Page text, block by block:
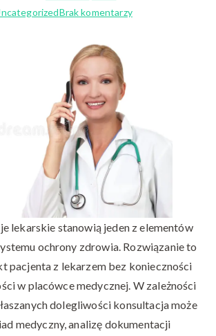
Brak komentarzydo
lekarskie stanowią jeden z elementów
ochrony zdrowia. Rozwiązanie to
pacjenta z lekarzem bez konieczności
w placówce medycznej. W zależności
dolegliwości konsultacja może
medyczny, analizę dokumentacji